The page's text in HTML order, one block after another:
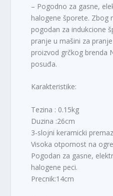
– Pogodno za gasne,
halogene šporete. Zbog
pogodan za indukcione
pranje u mašini za
proizvod grčkog brenda
posuđa.
Karakteristike:
Tezina : 0.15kg
Duzina :26cm
3-slojni keramicki premaz
Visoka otpornost na
Pogodan za gasne,
halogene peci.
Precnik:14cm